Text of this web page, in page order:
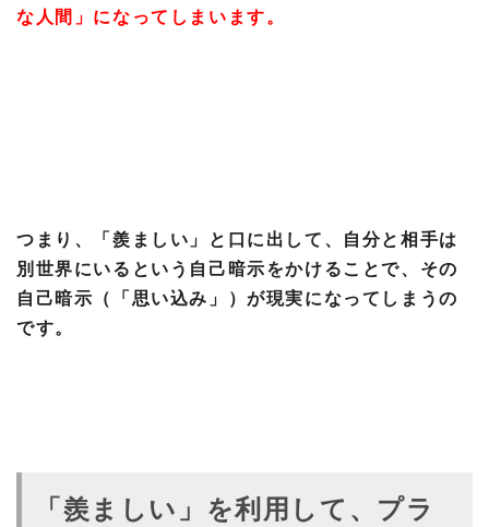
な人間」になってしまいます。
つまり、「羨ましい」と口に出して、自分と相手は
別世界にいるという自己暗示をかけることで、その
自己暗示（「思い込み」）が現実になってしまうの
です。
「羨ましい」を利用して、プラ